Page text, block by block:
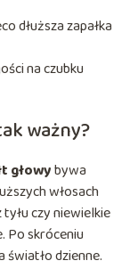
dłuższa zapałka
na czubku
ważny?
głowybywa
włosach
czy niewielkie
Po skróceniu
dzienne.